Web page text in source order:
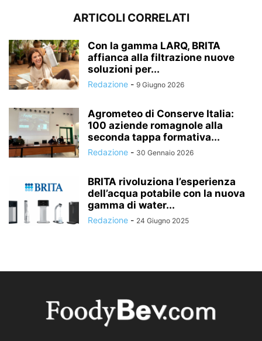
ARTICOLI CORRELATI
Con la gamma LARQ, BRITA
affianca alla filtrazione nuove
soluzioni per...
Redazione - 9 Giugno 2026
Agrometeo di Conserve Italia:
100 aziende romagnole alla
seconda tappa formativa...
Redazione - 30 Gennaio 2026
BRITA rivoluziona l’esperienza
dell’acqua potabile con la nuova
gamma di water...
Redazione - 24 Giugno 2025